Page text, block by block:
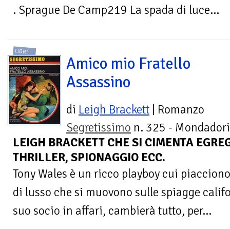
. Sprague De Camp219 La spada di luce...
LIBRI
Amico mio Fratello
Assassino
di Leigh Brackett | Romanzo
Segretissimo n. 325 -
LEIGH BRACKETT CHE SI CIMENTA
THRILLER, SPIONAGGIO ECC.
Tony Wales è un ricco playboy cui
di lusso che si muovono sulle spiagge
suo socio in affari, cambierà tutto, per...